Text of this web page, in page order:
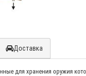
Доставка
для хранения оружия